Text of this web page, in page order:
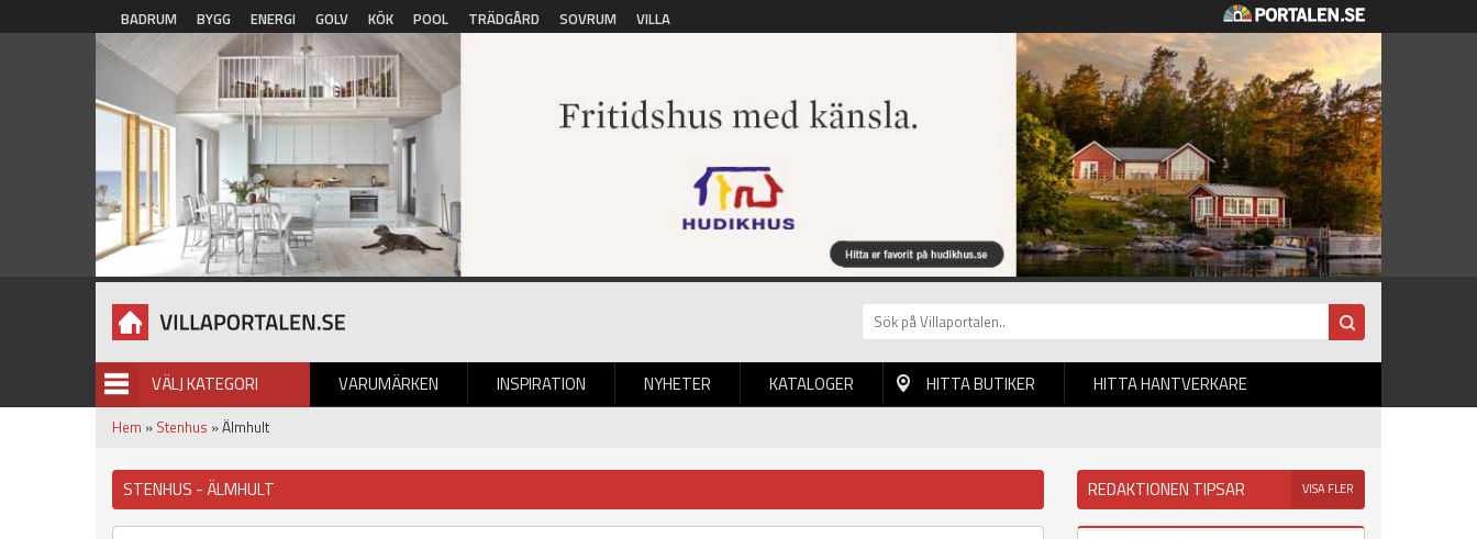
Hoppa till huvudinnehåll
BADRUM BYGG ENERGI GOLV KÖK POOL TRÄDGÅRD SOVRUM VILLA
VÄLJ KATEGORI VARUMÄRKEN INSPIRATION NYHETER
BILDGALLERI KATALOGER HITTA BUTIKER HITTA HANTVERKARE
Hem » Stenhus » Älmhult
STENHUS - ÄLMHULT REDAKTIONEN TIPSAR VISA FLER